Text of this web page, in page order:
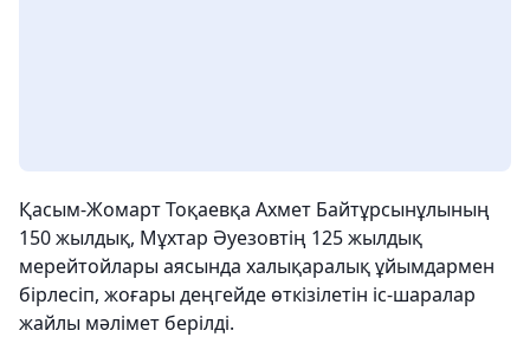
Қасым-Жомарт Тоқаевқа Ахмет Байтұрсынұлының
150 жылдық, Мұхтар Әуезовтің 125 жылдық
мерейтойлары аясында халықаралық ұйымдармен
бірлесіп, жоғары деңгейде өткізілетін іс-шаралар
жайлы мәлімет берілді.